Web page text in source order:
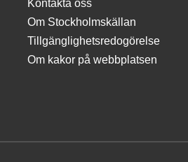
Kontakta oss
Om Stockholmskällan
Tillgänglighetsredogörelse
Om kakor på webbplatsen